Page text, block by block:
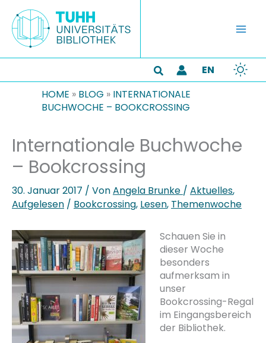
Inhalt
springen
Suchen
EN
HOME » BLOG » INTERNATIONALE
BUCHWOCHE – BOOKCROSSING
Internationale Buchwoche
– Bookcrossing
30. Januar 2017 / VonAngela Brunke / Aktuelles,
Aufgelesen / Bookcrossing, Lesen, Themenwoche
Schauen Sie in
dieser Woche
besonders
aufmerksam in
unser
Bookcrossing-Regal
im Eingangsbereich
der Bibliothek.